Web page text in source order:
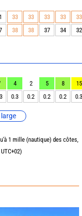
33 33 33 33
33
38 38 37 34 32
4 2 5 8
15
0.3 0.2 0.2 0.2 0.3
1 mille (nautique) des côtes,